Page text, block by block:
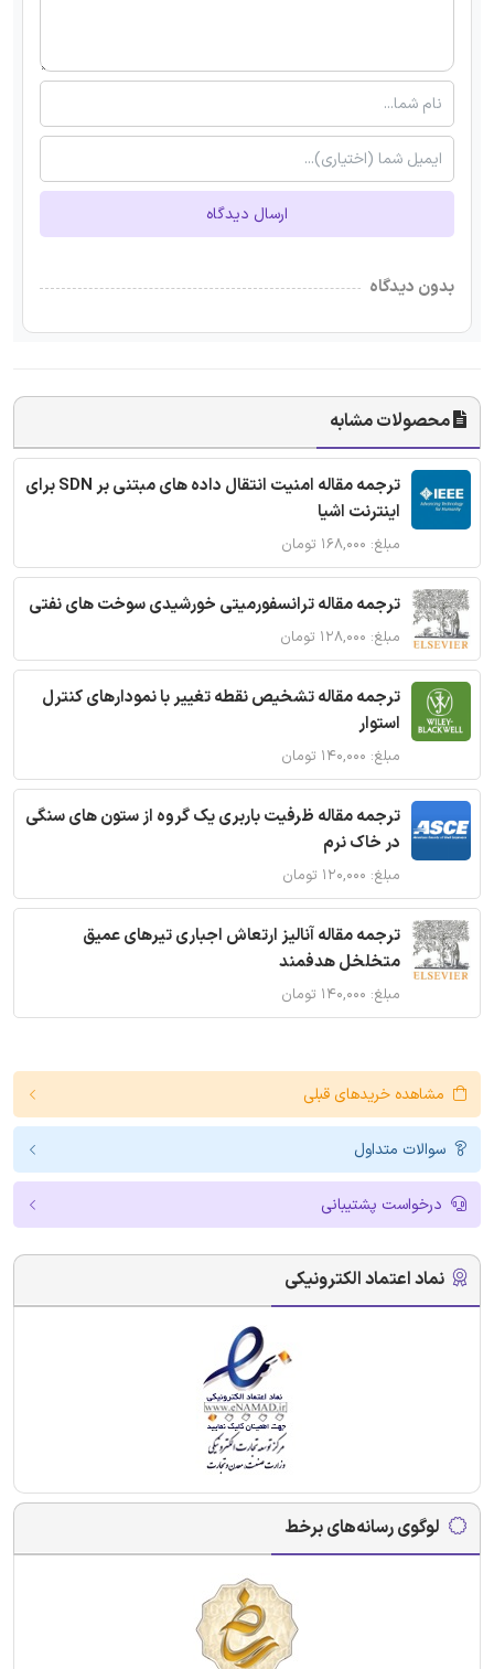
ارسال دیدگاه
بدون دیدگاه
محصولات مشابه
ترجمه مقاله امنیت انتقال داده های مبتنی بر SDN برای
اینترنت اشیا
مبلغ: ۱۶۸,۰۰۰ تومان
ترجمه مقاله ترانسفورمیتی خورشیدی سوخت های نفتی
مبلغ: ۱۲۸,۰۰۰ تومان
ترجمه مقاله تشخیص نقطه تغییر با نمودارهای کنترل
استوار
مبلغ: ۱۴۰,۰۰۰ تومان
ترجمه مقاله ظرفیت باربری یک گروه از ستون های سنگی
در خاک نرم
مبلغ: ۱۲۰,۰۰۰ تومان
ترجمه مقاله آنالیز ارتعاش اجباری تیرهای عمیق
متخلخل هدفمند
مبلغ: ۱۴۰,۰۰۰ تومان
مشاهده خریدهای قبلی
سوالات متداول
درخواست پشتیبانی
نماد اعتماد الکترونیکی
لوگوی رسانه‌های برخط